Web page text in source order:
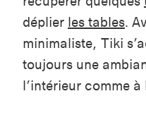
déplier les tables.
minimaliste, Tiki
toujours une
l’intérieur comme à